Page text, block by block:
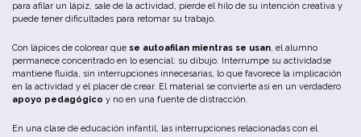
para afilar un lápiz, sale de la actividad, pierde el hilo de su intención creativa y
puede tener dificultades para retomar su trabajo.
Con lápices de colorear que se autoafilan mientras se usan, el alumno
permanece concentrado en lo esencial: su dibujo. Interrumpe su actividadse
mantiene fluida, sin interrupciones innecesarias, lo que favorece la implicación
en la actividad y el placer de crear. El material se convierte así en un verdadero
apoyo pedagógico y no en una fuente de distracción.
En una clase de educación infantil, las interrupciones relacionadas con el